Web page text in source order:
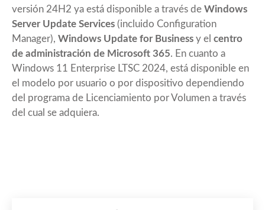
versión 24H2 ya está disponible a través de Windows
Server Update Services (incluido Configuration
Manager), Windows Update for Business y el centro
de administración de Microsoft 365. En cuanto a
Windows 11 Enterprise LTSC 2024, está disponible en
el modelo por usuario o por dispositivo dependiendo
del programa de Licenciamiento por Volumen a través
del cual se adquiera.